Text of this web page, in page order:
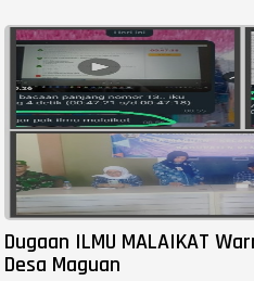
Dugaan ILMU MALAIKAT
Desa Maguan